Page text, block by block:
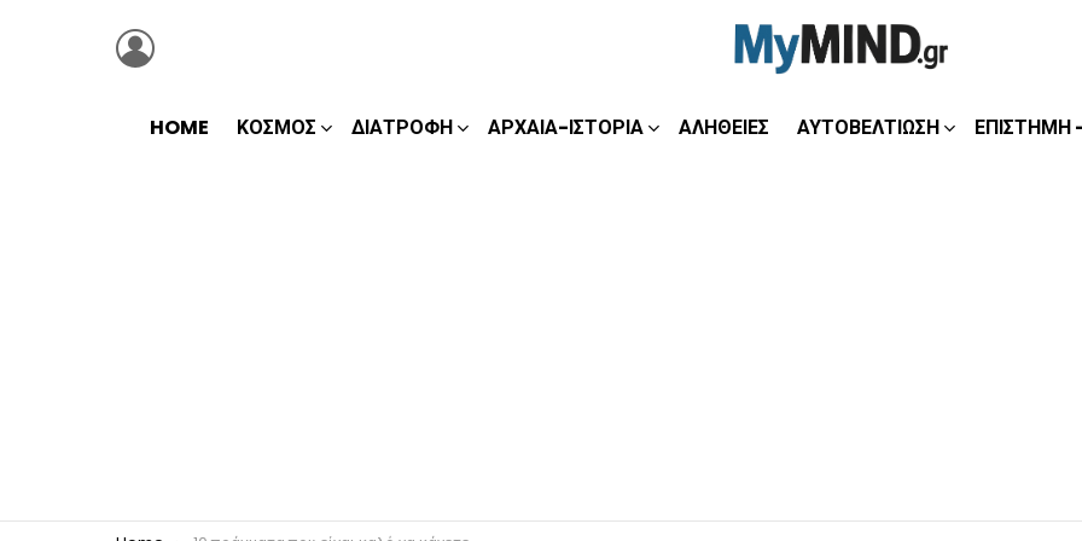
HOME ΚΌΣΜΟΣ ΔΙΑΤΡΟΦΉ ΑΡΧΑΊΑ-ΙΣΤΟΡΊΑ ΑΛΉΘΕΙΕΣ ΑΥΤΟΒΕΛΤΊΩΣΗ ΕΠΙΣΤΉΜΗ